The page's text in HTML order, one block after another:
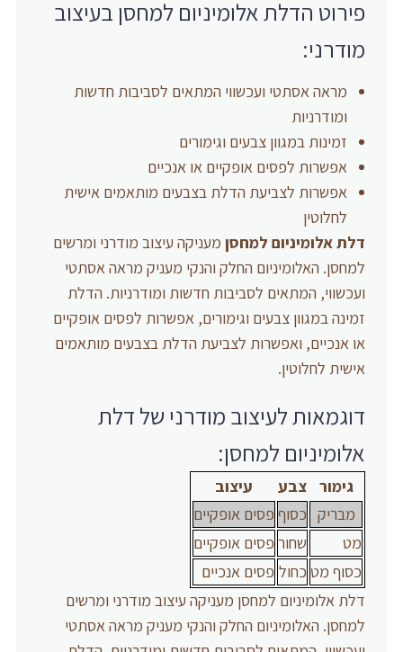
פירוט הדלת אלומיניום למחסן בעיצוב
מודרני:
מראה אסתטי ועכשווי המתאים לסביבות חדשות
ומודרניות
זמינות במגוון צבעים וגימורים
אפשרות לפסים אופקיים או אנכיים
אפשרות לצביעת הדלת בצבעים מותאמים אישית
לחלוטין
דלת אלומיניום למחסןמעניקה עיצוב מודרני ומרשים
למחסן. האלומיניום החלק והנקי מעניק מראה אסתטי
ועכשווי, המתאים לסביבות חדשות ומודרניות. הדלת
זמינה במגוון צבעים וגימורים, אפשרות לפסים אופקיים
או אנכיים, ואפשרות לצביעת הדלת בצבעים מותאמים
אישית לחלוטין.
דוגמאות לעיצוב מודרני של דלת
אלומיניום למחסן:
גימור צבע
עיצוב
מבריק כסוף פסים אופקיים
מט
שחור פסים אופקיים
כסוף מט כחול פסים אנכיים
דלת אלומיניום למחסן מעניקה עיצוב מודרני ומרשים
למחסן. האלומיניום החלק והנקי מעניק מראה אסתטי